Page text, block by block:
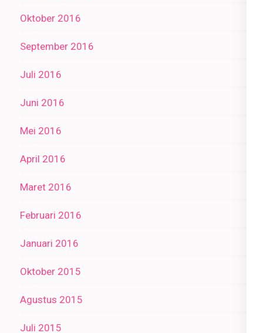
Oktober 2016
September 2016
Juli 2016
Juni 2016
Mei 2016
April 2016
Maret 2016
Februari 2016
Januari 2016
Oktober 2015
Agustus 2015
Juli 2015